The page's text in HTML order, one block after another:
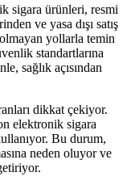
sigara ürünleri, resmi
ve yasa dışı satış
yollarla temin
standartlarına
sağlık açısından
dikkat çekiyor.
elektronik sigara
Bu durum,
neden oluyor ve